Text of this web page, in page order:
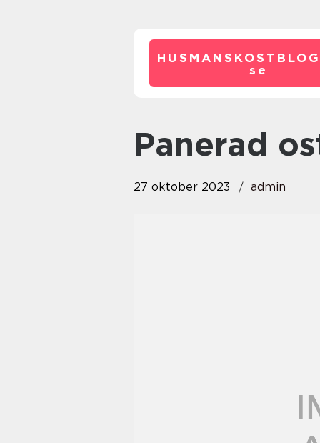
se
panerad
27 oktober 2023 admin